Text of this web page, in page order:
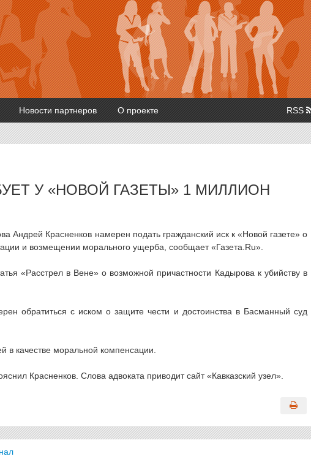
Новости партнеров О проекте RSS
У «НОВОЙ ГАЗЕТЫ» 1 МИЛЛИОН
Андрей Красненков намерен подать гражданский иск к «Новой газете» о
и возмещении морального ущерба, сообщает «Газета.Ru».
«Расстрел в Вене» о возможной причастности Кадырова к убийству в
обратиться с иском о защите чести и достоинства в Басманный суд
в качестве моральной компенсации.
Красненков. Слова адвоката приводит сайт «Кавказский узел».